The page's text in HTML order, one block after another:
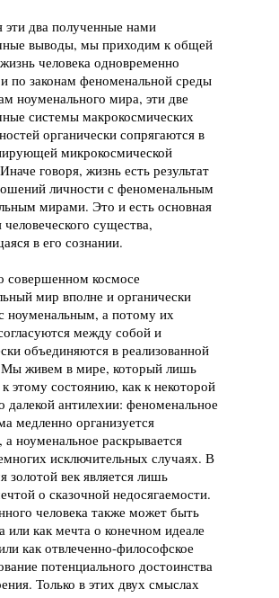
эти два полученные нами
выводы, мы приходим к общей
человека одновременно
по законам феноменальной среды
ноуменального мира, эти две
системы макрокосмических
органически сопрягаются в
микрокосмической
говоря, жизнь есть результат
личности с феноменальным
мирами. Это и есть основная
существа,
в его сознании.
совершенном космосе
мир вполне и органически
ноуменальным, а потому их
между собой и
объединяются в реализованной
Мы живем в мире, который лишь
этому состоянию, как к некоторой
далекой антилехии: феноменальное
медленно организуется
а ноуменальное раскрывается
исключительных случаях. В
золотой век является лишь
о сказочной недосягаемости.
человека также может быть
или как мечта о конечном идеале
как отвлеченно-философское
потенциального достоинства
Только в этих двух смыслах